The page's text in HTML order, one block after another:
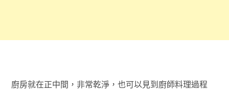
廚房就在正中間，非常乾淨，也可以見到廚師料理過程